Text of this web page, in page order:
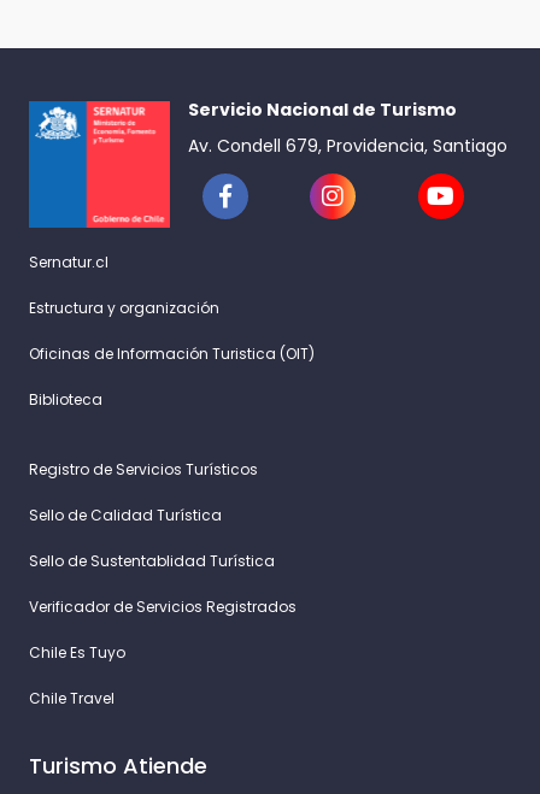
Servicio Nacional de Turismo
Av. Condell 679, Providencia, Santiago
Sernatur.cl
Estructura y organización
Oficinas de Información Turistica (OIT)
Biblioteca
Registro de Servicios Turísticos
Sello de Calidad Turística
Sello de Sustentablidad Turística
Verificador de Servicios Registrados
Chile Es Tuyo
Chile Travel
Turismo Atiende